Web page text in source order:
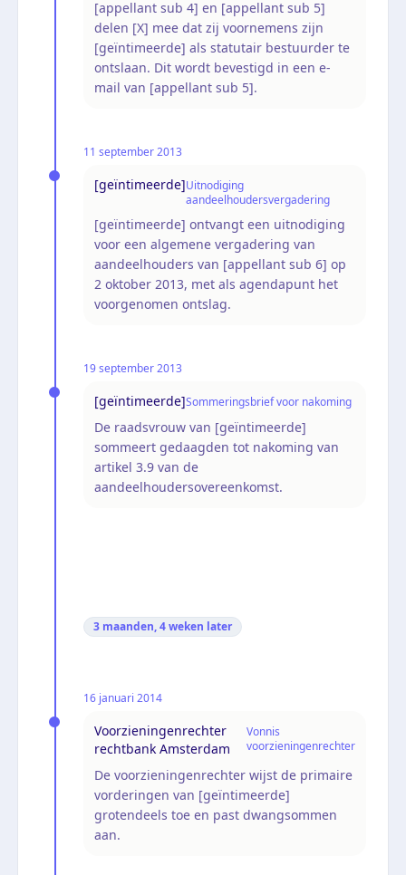
[appellant sub 4] en [appellant sub 5]
delen [X] mee dat zij voornemens zijn
[geïntimeerde] als statutair bestuurder te
ontslaan. Dit wordt bevestigd in een e-
mail van [appellant sub 5].
11 september 2013
[geïntimeerde]Uitnodiging
aandeelhoudersvergadering
[geïntimeerde] ontvangt een uitnodiging
voor een algemene vergadering van
aandeelhouders van [appellant sub 6] op
2 oktober 2013, met als agendapunt het
voorgenomen ontslag.
19 september 2013
[geïntimeerde]Sommeringsbrief voor nakoming
De raadsvrouw van [geïntimeerde]
sommeert gedaagden tot nakoming van
artikel 3.9 van de
aandeelhoudersovereenkomst.
3 maanden, 4 weken later
16 januari 2014
Voorzieningenrechter
rechtbank Amsterdam
Vonnis
voorzieningenrechter
De voorzieningenrechter wijst de primaire
vorderingen van [geïntimeerde]
grotendeels toe en past dwangsommen
aan.